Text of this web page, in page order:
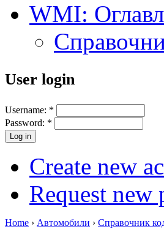
WMI:
User login
Username: *
Password: *
Create new
Request new
Home › Автомобили › Справочник